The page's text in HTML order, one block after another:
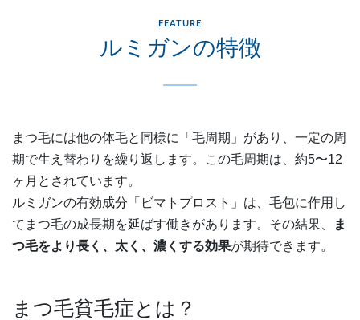
FEATURE
ルミガンの特徴
まつ毛には他の体毛と同様に「毛周期」があり、一定の周
期で生え替わりを繰り返します。この毛周期は、約5〜12
ヶ月とされています。
ルミガンの有効成分「ビマトプロスト」は、毛包に作用し
てまつ毛の成長期を延ばす働きがあります。その結果、
ま
つ毛をより長く、太く、濃くする効果が期待できます。
まつ毛貧毛症とは？